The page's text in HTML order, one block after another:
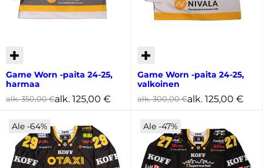
Game Worn -paita 24-25,
harmaa
alk.350,00€alk. 125,00 €
Game Worn -paita 24-25,
valkoinen
alk.300,00€alk. 125,00 €
Ale -64% Ale -47%